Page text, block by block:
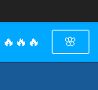
🔥🔥🔥 🌸